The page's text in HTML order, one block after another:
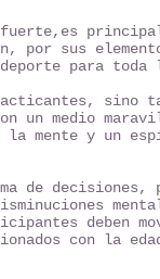
fuerte,es
por sus
para
sino
un medio
y un
de decisiones,
deben
con la